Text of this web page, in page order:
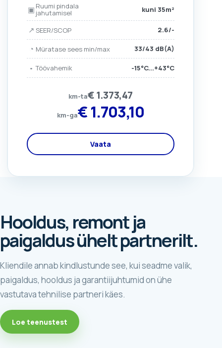
▣ Ruumi pindala
jahutamisel kuni 35m²
↗ SEER/SCOP 2.6/-
◔ Müratase sees min/max 33/43 dB(A)
• Töövahemik -15°C...+43°C
km-ta€1.373,47
km-ga€1.703,10
Vaata
Hooldus, remont ja
paigaldus ühelt partnerilt.
Kliendile annab kindlustunde see, kui seadme valik,
paigaldus, hooldus ja garantiijuhtumid on ühe
vastutava tehnilise partneri käes.
Loe teenustest